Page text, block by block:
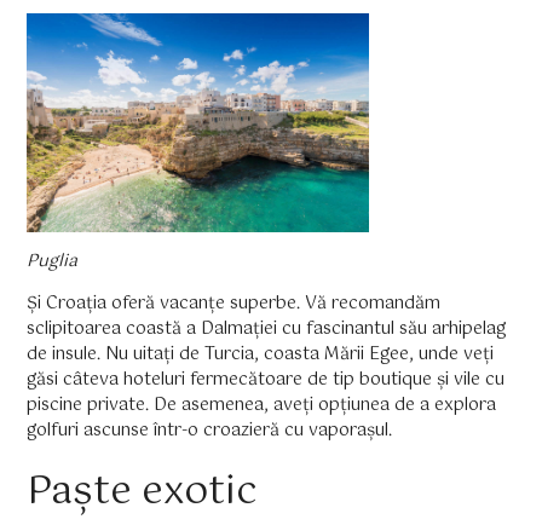
Puglia
Și Croația oferă vacanțe superbe. Vă recomandăm
sclipitoarea coastă a Dalmației cu fascinantul său arhipelag
de insule. Nu uitați de Turcia, coasta Mării Egee, unde veți
găsi câteva hoteluri fermecătoare de tip boutique și vile cu
piscine private. De asemenea, aveți opțiunea de a explora
golfuri ascunse într-o croazieră cu vaporașul.
Paște exotic